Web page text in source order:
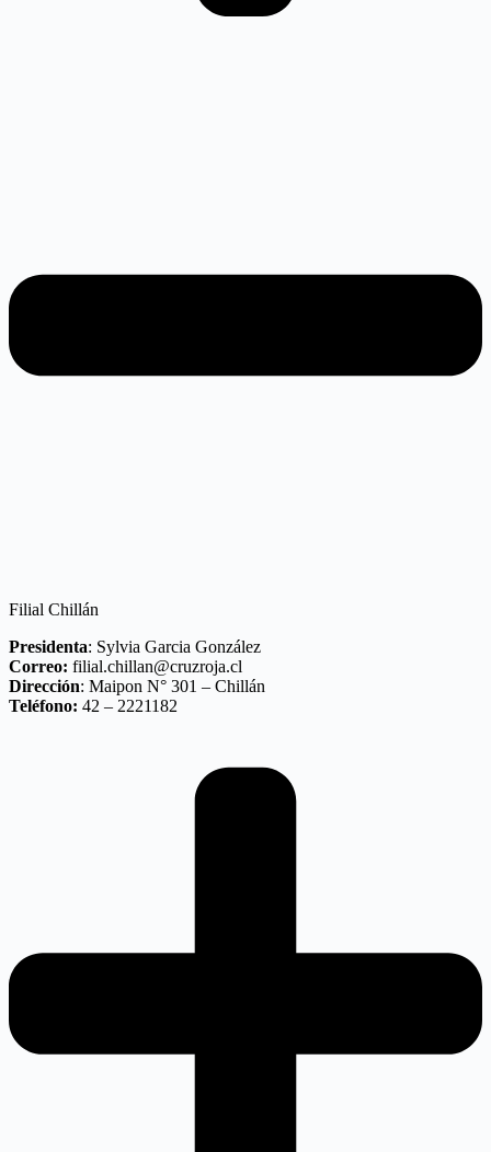
Filial Chillán
Presidenta: Sylvia Garcia González
Correo: filial.chillan@cruzroja.cl
Dirección: Maipon N° 301 – Chillán
Teléfono: 42 – 2221182